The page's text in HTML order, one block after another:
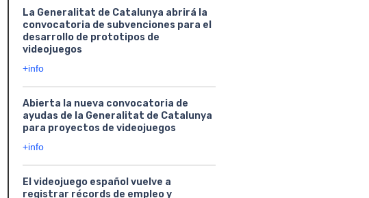
La Generalitat de Catalunya abrirá la
convocatoria de subvenciones para el
desarrollo de prototipos de
videojuegos
+info
Abierta la nueva convocatoria de
ayudas de la Generalitat de Catalunya
para proyectos de videojuegos
+info
El videojuego español vuelve a
registrar récords de empleo y